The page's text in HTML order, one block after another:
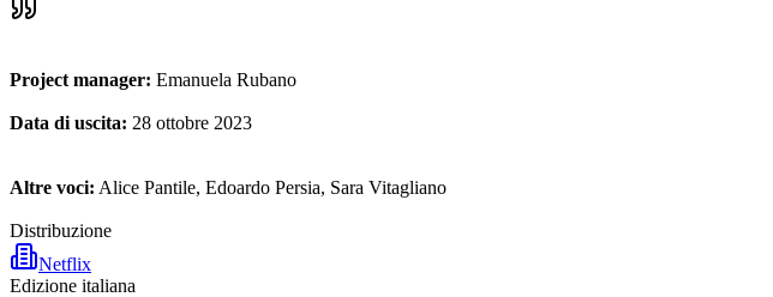
Project manager: Emanuela Rubano
Data di uscita: 28 ottobre 2023
Altre voci: Alice Pantile, Edoardo Persia, Sara Vitagliano
Distribuzione
Netflix
Edizione italiana